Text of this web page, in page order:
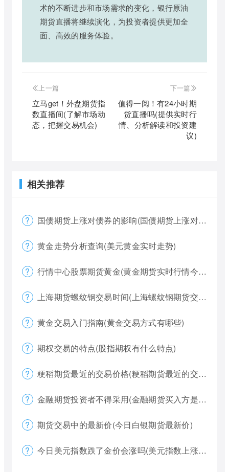
术的不断进步和市场需求的变化，银行原油
期货直播将继续演化，为投资者提供更加全
面、高效的服务体验。
上一篇
立马get！外盘期货指
数直播间(了解市场动
态，把握交易机会)
下一篇
值得一阅！有24小时期
货直播吗(提供实时行
情、分析解读和投资建
议)
相关推荐
国债期货上涨对债券的影响(国债期货上涨对债券的影响大吗)
黄金走势分析查询(美元黄金实时走势)
行情中心股票期货黄金(黄金期货实时行情今天)
上海期货螺纹钢交易时间(上海螺纹钢期货交割)
黄金交易入门指南(黄金交易方式有哪些)
期权交易的特点(股指期权有什么特点)
粳稻期货最近的交易价格(粳稻期货最近的交易价格是什么)
金融期货投资者不得采用(金融期货买入方是否有履约权利)
期货交易中的最新价(今日白银期货最新价)
今日美元指数跌了金价会涨吗(美元指数上涨金价下跌)